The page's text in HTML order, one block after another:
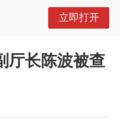
立即打开
厅长陈波被查